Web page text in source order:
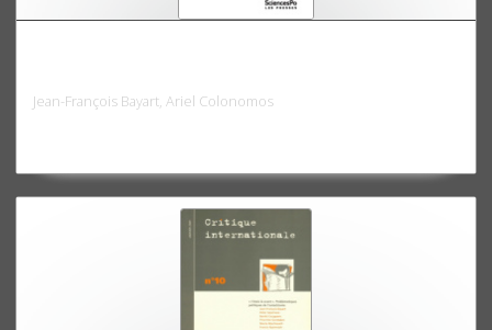
Jean-François Bayart, Ariel Colonomos